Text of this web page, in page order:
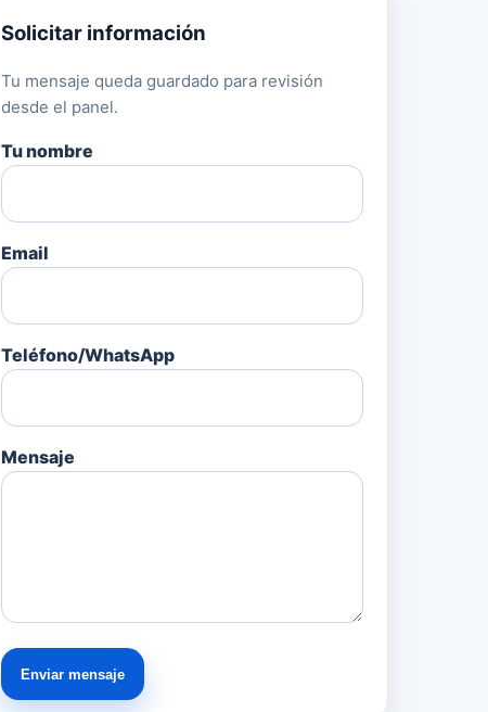
Solicitar información
Tu mensaje queda guardado para revisión
desde el panel.
Tu nombre
Email
Teléfono/WhatsApp
Mensaje
Enviar mensaje